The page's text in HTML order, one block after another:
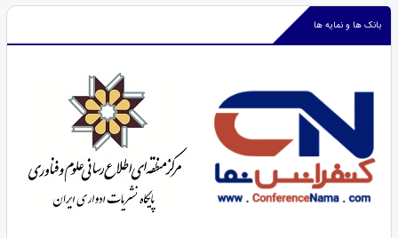
بانک ها و نمایه ها